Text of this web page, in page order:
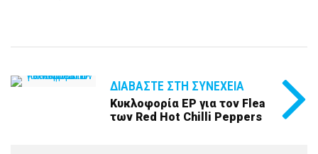
ΔΙΑΒΆΣΤΕ ΣΤΗ ΣΥΝΈΧΕΙΑ
Κυκλοφορία EP για τον Flea
των Red Hot Chilli Peppers